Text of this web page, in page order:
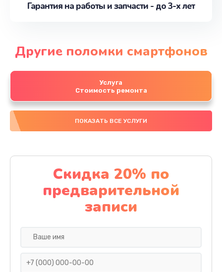
Гарантия на работы и запчасти - до 3-х лет
Другие поломки смартфонов
Услуга
Стоимость ремонта
ПОКАЗАТЬ ВСЕ УСЛУГИ
Скидка 20% по
предварительной
записи